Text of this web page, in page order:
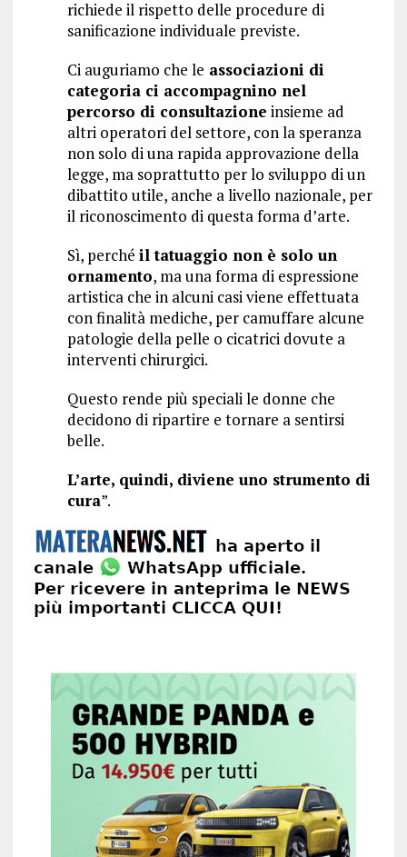
richiede il rispetto delle procedure di
sanificazione individuale previste.
Ci auguriamo che le associazioni di
categoria ci accompagnino nel
percorso di consultazione insieme ad
altri operatori del settore, con la speranza
non solo di una rapida approvazione della
legge, ma soprattutto per lo sviluppo di un
dibattito utile, anche a livello nazionale, per
il riconoscimento di questa forma d’arte.
Sì, perché il tatuaggio non è solo un
ornamento, ma una forma di espressione
artistica che in alcuni casi viene effettuata
con finalità mediche, per camuffare alcune
patologie della pelle o cicatrici dovute a
interventi chirurgici.
Questo rende più speciali le donne che
decidono di ripartire e tornare a sentirsi
belle.
L’arte, quindi, diviene uno strumento di
cura”.